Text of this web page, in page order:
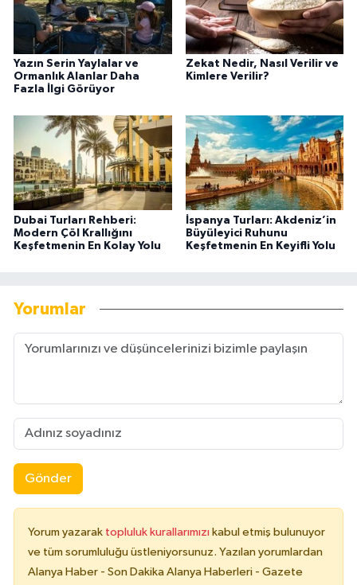
Yazın Serin Yaylalar ve
Ormanlık Alanlar Daha
Fazla İlgi Görüyor
Zekat Nedir, Nasıl Verilir ve
Kimlere Verilir?
Dubai Turları Rehberi:
Modern Çöl Krallığını
Keşfetmenin En Kolay Yolu
İspanya Turları: Akdeniz’in
Büyüleyici Ruhunu
Keşfetmenin En Keyifli Yolu
Yorumlar
Gönder
Yorum yazarak topluluk kurallarımızı kabul etmiş bulunuyor
ve tüm sorumluluğu üstleniyorsunuz. Yazılan yorumlardan
Alanya Haber - Son Dakika Alanya Haberleri - Gazete